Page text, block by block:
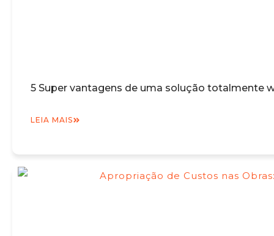
5 Super vantagens de uma solução totalmente
LEIA MAIS